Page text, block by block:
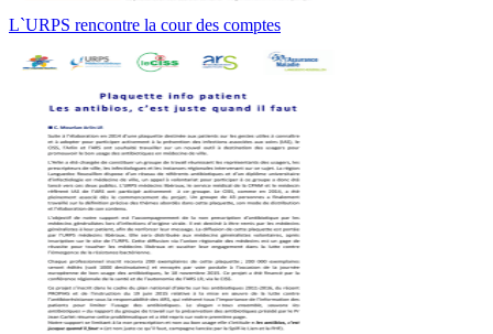
L`URPS rencontre la cour des comptes